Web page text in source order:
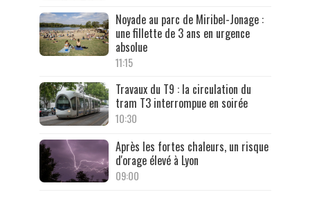
Noyade au parc de Miribel-Jonage :
une fillette de 3 ans en urgence
absolue
11:15
Travaux du T9 : la circulation du
tram T3 interrompue en soirée
10:30
Après les fortes chaleurs, un risque
d'orage élevé à Lyon
09:00